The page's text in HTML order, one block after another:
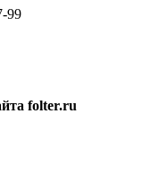
99
folter.ru